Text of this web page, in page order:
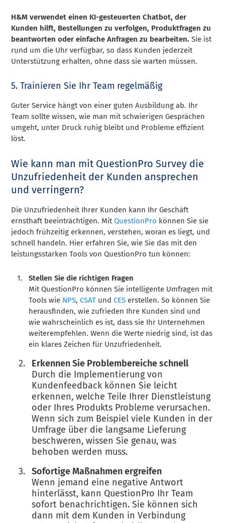
H&M verwendet einen KI-gesteuerten Chatbot, der
Kunden hilft, Bestellungen zu verfolgen, Produktfragen zu
beantworten oder einfache Anfragen zu bearbeiten. Sie ist
rund um die Uhr verfügbar, so dass Kunden jederzeit
Unterstützung erhalten, ohne dass sie warten müssen.
5. Trainieren Sie Ihr Team regelmäßig
Guter Service hängt von einer guten Ausbildung ab. Ihr
Team sollte wissen, wie man mit schwierigen Gesprächen
umgeht, unter Druck ruhig bleibt und Probleme effizient
löst.
Wie kann man mit QuestionPro Survey die
Unzufriedenheit der Kunden ansprechen
und verringern?
Die Unzufriedenheit Ihrer Kunden kann Ihr Geschäft
ernsthaft beeinträchtigen. MitQuestionPro können Sie sie
jedoch frühzeitig erkennen, verstehen, woran es liegt, und
schnell handeln. Hier erfahren Sie, wie Sie das mit den
leistungsstarken Tools von QuestionPro tun können:
Stellen Sie die richtigen Fragen
Mit QuestionPro können Sie intelligente Umfragen mit
Tools wie NPS,CSAT undCES erstellen. So können Sie
herausfinden, wie zufrieden Ihre Kunden sind und
wie wahrscheinlich es ist, dass sie Ihr Unternehmen
weiterempfehlen. Wenn die Werte niedrig sind, ist das
ein klares Zeichen für Unzufriedenheit.
Erkennen Sie Problembereiche schnell
Durch die Implementierung von
Kundenfeedback können Sie leicht
erkennen, welche Teile Ihrer Dienstleistung
oder Ihres Produkts Probleme verursachen.
Wenn sich zum Beispiel viele Kunden in der
Umfrage über die langsame Lieferung
beschweren, wissen Sie genau, was
behoben werden muss.
Sofortige Maßnahmen ergreifen
Wenn jemand eine negative Antwort
hinterlässt, kann QuestionPro Ihr Team
sofort benachrichtigen. Sie können sich
dann mit dem Kunden in Verbindung